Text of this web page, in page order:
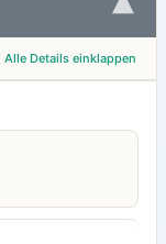
Alle Details einklappen